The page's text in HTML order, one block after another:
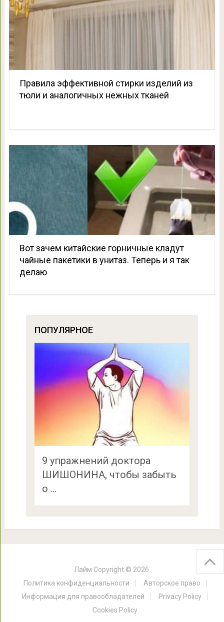
Правила эффективной стирки изделий из
тюли и аналогичных нежных тканей
Вот зачем китайские горничные кладут
чайные пакетики в унитаз. Теперь и я так
делаю
ПОПУЛЯРНОЕ
9 упражнений доктора
ШИШОНИНА, чтобы забыть
о …
Лайм Copyright © 2026.
Политика конфиденциальности
Авторское право
Информация для правообладателей
Privacy Policy
Cookies Policy